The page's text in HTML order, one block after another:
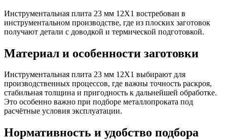
Инструментальная плита 23 мм 12Х1 востребован в
инструментальном производстве, где из плоских заготовок
получают детали с доводкой и термической подготовкой.
Материал и особенности заготовки
Инструментальная плита 23 мм 12Х1 выбирают для
производственных процессов, где важны точность раскроя,
стабильная толщина и пригодность к дальнейшей обработке.
Это особенно важно при подборе металлопроката под
расчётные условия эксплуатации.
Нормативность и удобство подбора